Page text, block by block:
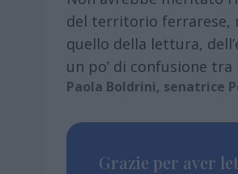
del territorio ferrarese,
quello della lettura,
un po’ di confusione
Paola Boldrini, senatrice
Grazie per aver